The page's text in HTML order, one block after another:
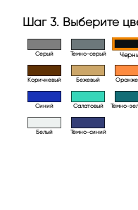
Шаг 3. Выберите
Серый Темно-серый
Коричневый Бежевый
Синий Салатовый Тёмно-
Белый Тёмно-синий